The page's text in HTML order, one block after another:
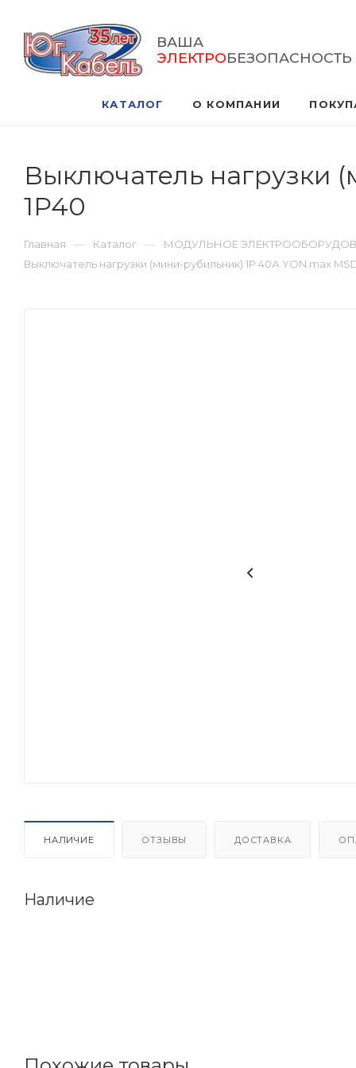
ВАША
ЭЛЕКТРОБЕЗОПАСНОСТЬ
КАТАЛОГ О КОМПАНИИ
Выключатель нагрузки
1P40
Главная — Каталог — МОДУЛЬНОЕ
Выключатель нагрузки (мини-рубильник) 1Р 40А YON max
НАЛИЧИЕ ОТЗЫВЫ ДОСТАВКА
Наличие